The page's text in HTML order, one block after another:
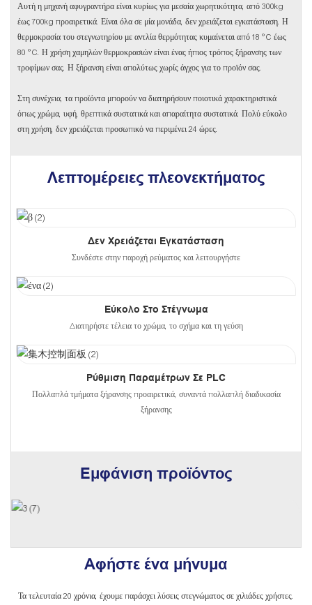
Αυτή η μηχανή αφυγραντήρα είναι κυρίως για μεσαία χωρητικότητα, από 300kg
έως 700kg προαιρετικά. Είναι όλα σε μία μονάδα, δεν χρειάζεται εγκατάσταση. Η
θερμοκρασία του στεγνωτηρίου με αντλία θερμότητας κυμαίνεται από 18 °C έως
80 °C. Η χρήση χαμηλών θερμοκρασιών είναι ένας ήπιος τρόπος ξήρανσης των
τροφίμων σας. Η ξήρανση είναι απολύτως χωρίς άγχος για το προϊόν σας.
Στη συνέχεια, τα προϊόντα μπορούν να διατηρήσουν ποιοτικά χαρακτηριστικά
όπως χρώμα, υφή, θρεπτικά συστατικά και απαραίτητα συστατικά. Πολύ εύκολο
στη χρήση, δεν χρειάζεται προσωπικό να περιμένει 24 ώρες.
Λεπτομέρειες πλεονεκτήματος
Δεν Χρειάζεται Εγκατάσταση
Συνδέστε στην παροχή ρεύματος και λειτουργήστε
Εύκολο Στο Στέγνωμα
Διατηρήστε τέλεια το χρώμα, το σχήμα και τη γεύση
Ρύθμιση Παραμέτρων Σε PLC
Πολλαπλά τμήματα ξήρανσης προαιρετικά, συναντά πολλαπλή διαδικασία
ξήρανσης
Εμφάνιση προϊόντος
Αφήστε ένα μήνυμα
Τα τελευταία 20 χρόνια, έχουμε παράσχει λύσεις στεγνώματος σε χιλιάδες χρήστες.